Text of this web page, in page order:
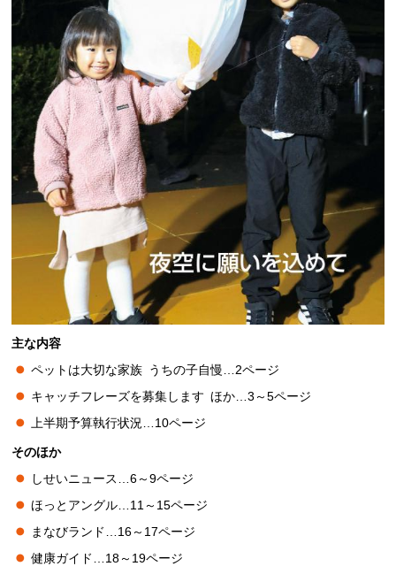
主な内容
ペットは大切な家族 う ちの子自慢…2ページ
キャッチフレーズを募集します ほか…3～5ページ
上半期予算執行状況…10ページ
そのほか
しせいニュース…6～9ページ
ほっとアングル…11～15ページ
まなびランド…16～17ページ
健康ガイド…18～19ページ